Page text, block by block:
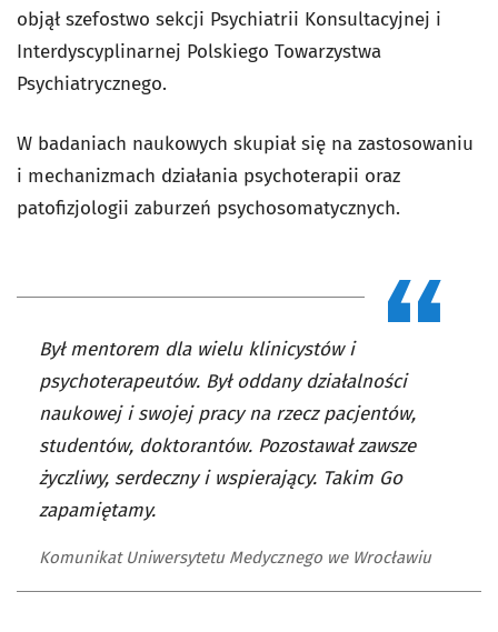
objął szefostwo sekcji Psychiatrii Konsultacyjnej i
Interdyscyplinarnej Polskiego Towarzystwa
Psychiatrycznego.
W badaniach naukowych skupiał się na zastosowaniu
i mechanizmach działania psychoterapii oraz
patofizjologii zaburzeń psychosomatycznych.
Był mentorem dla wielu klinicystów i
psychoterapeutów. Był oddany działalności
naukowej i swojej pracy na rzecz pacjentów,
studentów, doktorantów. Pozostawał zawsze
życzliwy, serdeczny i wspierający. Takim Go
zapamiętamy.
Komunikat Uniwersytetu Medycznego we Wrocławiu